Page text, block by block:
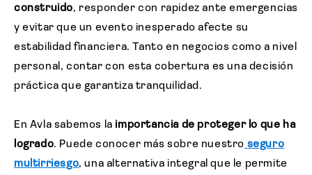
construido, responder con rapidez ante emergencias
y evitar que un evento inesperado afecte su
estabilidad financiera. Tanto en negocios como a nivel
personal, contar con esta cobertura es una decisión
práctica que garantiza tranquilidad.
En Avla sabemos la importancia de proteger lo que ha
logrado. Puede conocer más sobre nuestro seguro
multirriesgo, una alternativa integral que le permite